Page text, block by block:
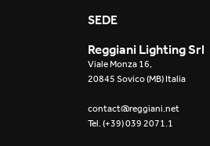
Mosaico Easy-IOS
Re Low LED
Unit 1X
SEDE
Reggiani Lighting Srl
Viale Monza 16,
20845 Sovico (MB) Italia
contact@reggiani.net
Tel. (+39) 039 2071.1